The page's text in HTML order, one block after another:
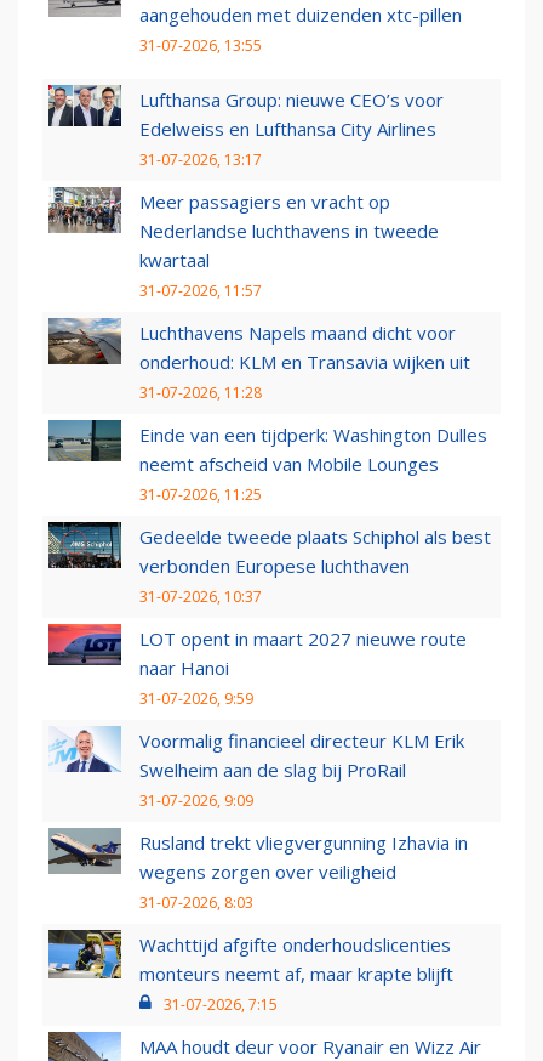
aangehouden met duizenden xtc-pillen
31-07-2026, 13:55
Lufthansa Group: nieuwe CEO’s voor
Edelweiss en Lufthansa City Airlines
31-07-2026, 13:17
Meer passagiers en vracht op
Nederlandse luchthavens in tweede
kwartaal
31-07-2026, 11:57
Luchthavens Napels maand dicht voor
onderhoud: KLM en Transavia wijken uit
31-07-2026, 11:28
Einde van een tijdperk: Washington Dulles
neemt afscheid van Mobile Lounges
31-07-2026, 11:25
Gedeelde tweede plaats Schiphol als best
verbonden Europese luchthaven
31-07-2026, 10:37
LOT opent in maart 2027 nieuwe route
naar Hanoi
31-07-2026, 9:59
Voormalig financieel directeur KLM Erik
Swelheim aan de slag bij ProRail
31-07-2026, 9:09
Rusland trekt vliegvergunning Izhavia in
wegens zorgen over veiligheid
31-07-2026, 8:03
Wachttijd afgifte onderhoudslicenties
monteurs neemt af, maar krapte blijft
31-07-2026, 7:15
MAA houdt deur voor Ryanair en Wizz Air